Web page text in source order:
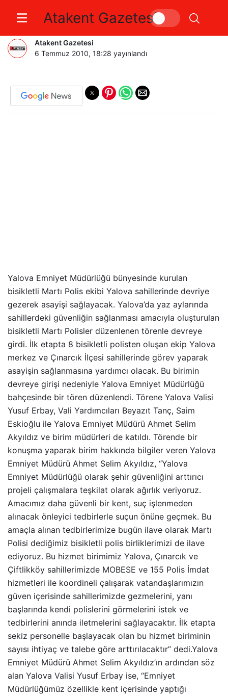
Atakent Gazetesi
MARTI POLİSLER İŞ BAŞINDA
Atakent Gazetesi
6 Temmuz 2010, 18:28 yayınlandı
Yalova Emniyet Müdürlüğü bünyesinde kurulan
bisikletli Martı Polis ekibi Yalova sahillerinde devriye
gezerek asayişi sağlayacak. Yalova’da yaz aylarında
sahillerdeki güvenliğin sağlanması amacıyla oluşturulan
bisikletli Martı Polisler düzenlenen törenle devreye
girdi. İlk etapta 8 bisikletli polisten oluşan ekip Yalova
merkez ve Çınarcık İlçesi sahillerinde görev yaparak
asayişin sağlanmasına yardımcı olacak. Bu birimin
devreye girişi nedeniyle Yalova Emniyet Müdürlüğü
bahçesinde bir tören düzenlendi. Törene Yalova Valisi
Yusuf Erbay, Vali Yardımcıları Beyazıt Tanç, Saim
Eskioğlu ile Yalova Emniyet Müdürü Ahmet Selim
Akyıldız ve birim müdürleri de katıldı. Törende bir
konuşma yaparak birim hakkında bilgiler veren Yalova
Emniyet Müdürü Ahmet Selim Akyıldız, “Yalova
Emniyet Müdürlüğü olarak şehir güvenliğini arttırıcı
projeli çalışmalara teşkilat olarak ağırlık veriyoruz.
Amacımız daha güvenli bir kent, suç işlenmeden
alınacak önleyici tedbirlerle suçun önüne geçmek. Bu
amaçla alınan tedbirlerimize bugün ilave olarak Martı
Polisi dediğimiz bisikletli polis birliklerimizi de ilave
ediyoruz. Bu hizmet birimimiz Yalova, Çınarcık ve
Çiftlikköy sahillerimizde MOBESE ve 155 Polis İmdat
hizmetleri ile koordineli çalışarak vatandaşlarımızın
güven içerisinde sahillerimizde gezmelerini, yanı
başlarında kendi polislerini görmelerini istek ve
tedbirlerini anında iletmelerini sağlayacaktır. İlk etapta
sekiz personelle başlayacak olan bu hizmet biriminin
sayısı ihtiyaç ve talebe göre arttırılacaktır” dedi.Yalova
Emniyet Müdürü Ahmet Selim Akyıldız’ın ardından söz
alan Yalova Valisi Yusuf Erbay ise, “Emniyet
Müdürlüğümüz özellikle kent içerisinde yaptığı